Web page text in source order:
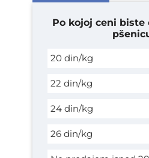
Po kojoj ceni biste
20 din/kg
22 din/kg
24 din/kg
26 din/kg